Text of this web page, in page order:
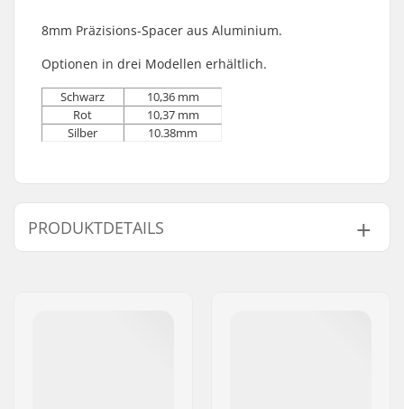
8mm Präzisions-Spacer aus Aluminium.
Optionen in drei Modellen erhältlich.
Schwarz
10,36 mm
Rot
10,37 mm
Silber
10.38mm
PRODUKTDETAILS